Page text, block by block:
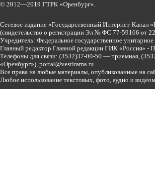
© 2012—2019 ГТРК «Оренбург».
Сетевое издание «Государственный Интернет-Канал
(свидетельство о регистрации Эл № ФС 77-59166 от
Учредитель: Федеральное государственное
Главный редактор Главной редакции ГИК «Россия»
Телефоны для связи: (3532)37-00-50 — приемная,
«Оренбург»), portal@vestirama.ru.
Все права на любые материалы, опубликованные на
Любое использование текстовых, фото, аудио и